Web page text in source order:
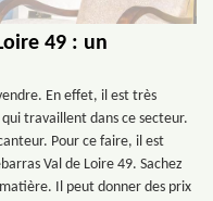
49 : un
En effet, il est très
travaillent dans ce secteur.
Pour ce faire, il est
Val de Loire 49. Sachez
Il peut donner des prix